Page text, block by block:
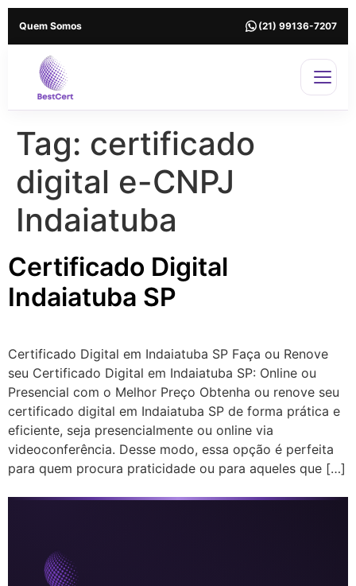
Quem Somos (21) 99136-7207
Tag: certificado
digital e-CNPJ
Indaiatuba
Certificado Digital
Indaiatuba SP
Certificado Digital em Indaiatuba SP Faça ou Renove
seu Certificado Digital em Indaiatuba SP: Online ou
Presencial com o Melhor Preço Obtenha ou renove seu
certificado digital em Indaiatuba SP de forma prática e
eficiente, seja presencialmente ou online via
videoconferência. Desse modo, essa opção é perfeita
para quem procura praticidade ou para aqueles que […]